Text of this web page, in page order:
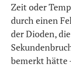
Zeit oder
durch einen
der Dioden,
bemerkt hätte